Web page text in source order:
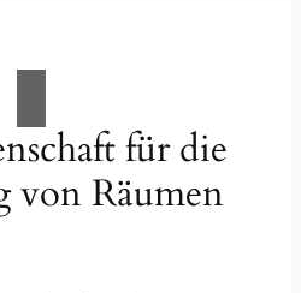
für die
von Räumen